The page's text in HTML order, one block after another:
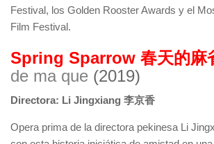
Festival, los Golden Rooster Awards y el
Film Festival.
Spring Sparrow 春天的麻
de ma que (2019)
Directora: Li Jingxiang 李京香
Opera prima de la directora pekinesa Li